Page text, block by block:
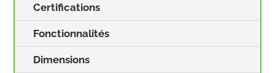
Certifications
Fonctionnalités
Dimensions